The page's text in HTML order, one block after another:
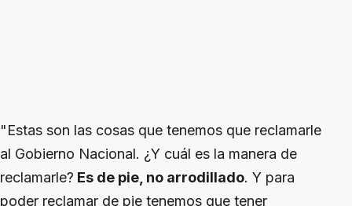
"Estas son las cosas que tenemos que reclamarle
al Gobierno Nacional. ¿Y cuál es la manera de
reclamarle? Es de pie, no arrodillado. Y para
poder reclamar de pie tenemos que tener